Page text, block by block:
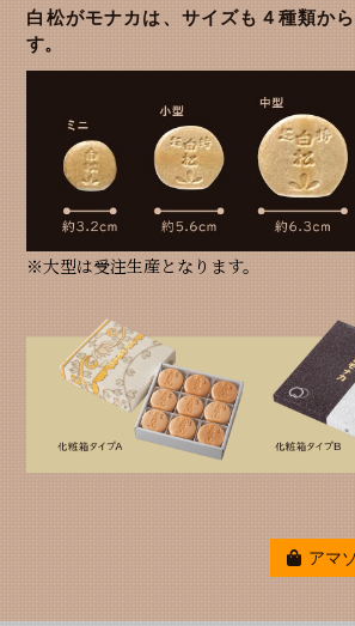
白松がモナカは、サイズも４種類か
す。
※大型は受注生産となります。
アマ